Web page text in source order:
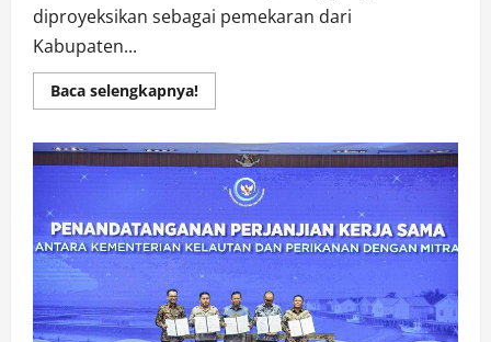
diproyeksikan sebagai pemekaran dari
Kabupaten...
Baca selengkapnya!Read
more
Berharap
2027
Gambut
Raya
Jadi
Kabupaten,
2029
Pemilu
Pileg
dan
Pilkada